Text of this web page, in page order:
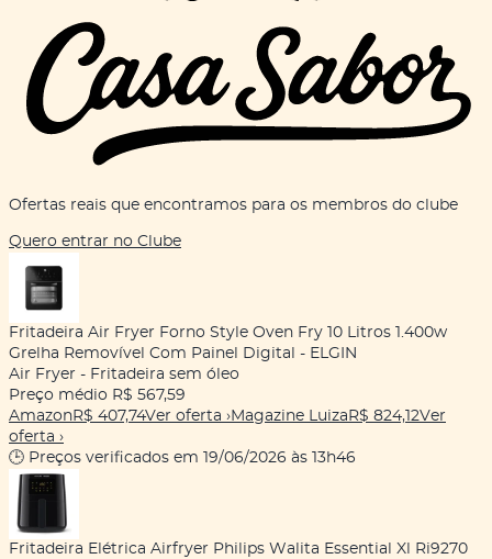
Ofertas reais que encontramos para os membros do clube
Quero entrar no Clube
Fritadeira Air Fryer Forno Style Oven Fry 10 Litros 1.400w
Grelha Removível Com Painel Digital - ELGIN
Air Fryer - Fritadeira sem óleo
Preço médio R$ 567,59
AmazonR$ 407,74Ver oferta ›Magazine Luiza R$ 824,12Ver
oferta ›
🕒 Preços verificados em 19/06/2026 às 13h46
Fritadeira Elétrica Airfryer Philips Walita Essential Xl Ri9270